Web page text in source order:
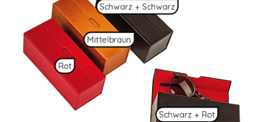
Rot
Mittelbraun
Schwarz + Schwarz
Schwarz + Rot